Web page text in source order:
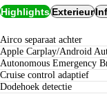
HighlightsExterieur
airco separaat achter
Apple Carplay/Android
Autonomous Emergency
cruise control adaptief
dodehoek detectie